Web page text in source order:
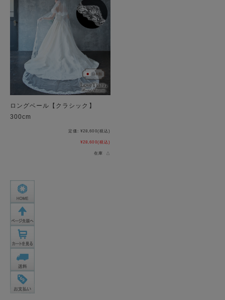
ロングベール【クラシック】
300cm
定価: ¥28,600(税込)
¥28,600(税込)
在庫 △